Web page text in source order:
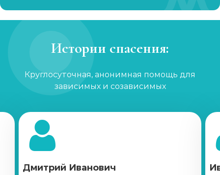
Истории спасения:
Круглосуточная, анонимная помощь для
зависимых и созависимых
Дмитрий Иванович